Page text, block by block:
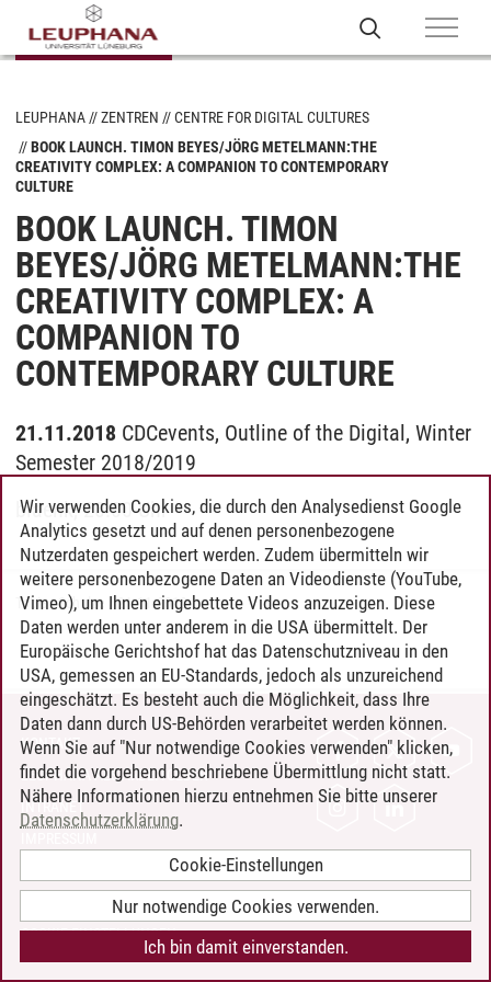
LEUPHANA ZENTREN
CENTRE FOR DIGITAL CULTURES
BOOK LAUNCH. TIMON BEYES/JÖRG METELMANN:THE
CREATIVITY COMPLEX: A COMPANION TO CONTEMPORARY
CULTURE
BOOK LAUNCH. TIMON
BEYES/JÖRG METELMANN:THE
CREATIVITY COMPLEX: A
COMPANION TO
CONTEMPORARY CULTURE
21.11.2018 CDCevents, Outline of the Digital, Winter
Semester 2018/2019
blaenk, 20:00 Uhr
Tobias Schulze /21.11.2018
KONTAKT
LEUPHANA ALS ARBEITGEBER
INTRANET
BARRIEREFREIHEIT
COOKIE-EINSTELLUNGEN
Wir verwenden Cookies, die durch den Analysedienst Google
Analytics gesetzt und auf denen personenbezogene
Nutzerdaten gespeichert werden. Zudem übermitteln wir
weitere personenbezogene Daten an Videodienste (YouTube,
Vimeo), um Ihnen eingebettete Videos anzuzeigen. Diese
Daten werden unter anderem in die USA übermittelt. Der
Europäische Gerichtshof hat das Datenschutzniveau in den
USA, gemessen an EU-Standards, jedoch als unzureichend
eingeschätzt. Es besteht auch die Möglichkeit, dass Ihre
Daten dann durch US-Behörden verarbeitet werden können.
Wenn Sie auf "Nur notwendige Cookies verwenden" klicken,
findet die vorgehend beschriebene Übermittlung nicht statt.
Nähere Informationen hierzu entnehmen Sie bitte unserer
Datenschutzerklärung.
Cookie-Einstellungen
Nur notwendige Cookies verwenden.
Ich bin damit einverstanden.